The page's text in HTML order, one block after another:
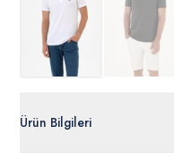
Ürün Bilgileri